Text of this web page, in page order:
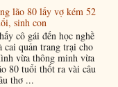
lão 80 lấy vợ kém 52
sinh con
cô gái đến học nghề
cai quản trang trại cho
vừa thông minh vừa
80 tuổi thốt ra vài câu
thơ ...